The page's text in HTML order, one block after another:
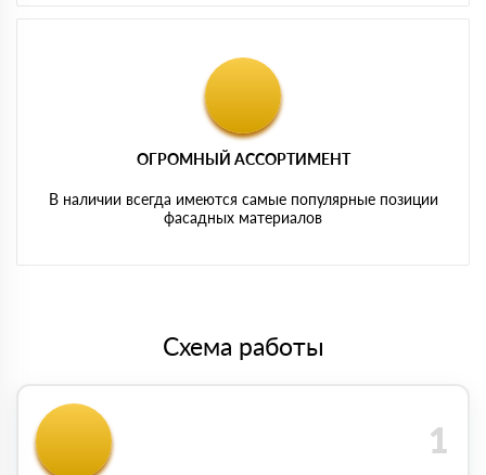
ОГРОМНЫЙ АССОРТИМЕНТ
В наличии всегда имеются самые популярные позиции
фасадных материалов
Схема работы